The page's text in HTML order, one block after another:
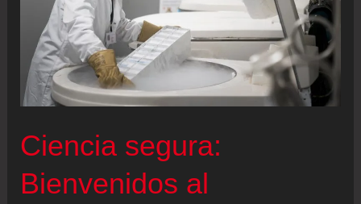
Ciencia segura:
Bienvenidos al